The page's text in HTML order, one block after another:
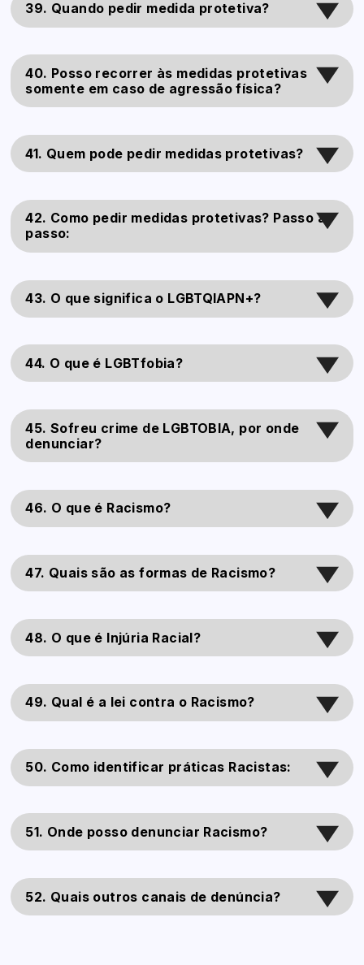
39. Quando pedir medida protetiva?
40. Posso recorrer às medidas protetivas
somente em caso de agressão física?
41. Quem pode pedir medidas protetivas?
42. Como pedir medidas protetivas? Passo a
passo:
43. O que significa o LGBTQIAPN+?
44. O que é LGBTfobia?
45. Sofreu crime de LGBTOBIA, por onde
denunciar?
46. O que é Racismo?
47. Quais são as formas de Racismo?
48. O que é Injúria Racial?
49. Qual é a lei contra o Racismo?
50. Como identificar práticas Racistas:
51. Onde posso denunciar Racismo?
52. Quais outros canais de denúncia?